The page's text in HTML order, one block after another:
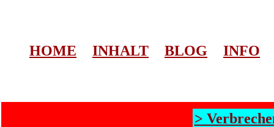
HOME INHALT BLOG INFO
>